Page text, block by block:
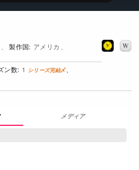
Netflixコース別料金プラン
アメリカ
1
メディア